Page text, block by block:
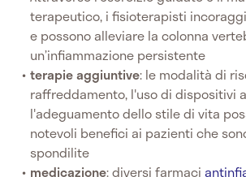
terapeutico, i fisioterapisti
e possono alleviare la colonna
un’infiammazione persistente
terapie aggiuntive: le modalità di
raffreddamento, l'uso di dispositivi
l'adeguamento dello stile di vita
notevoli benefici ai pazienti che
spondilite
medicazione: diversi farmaci